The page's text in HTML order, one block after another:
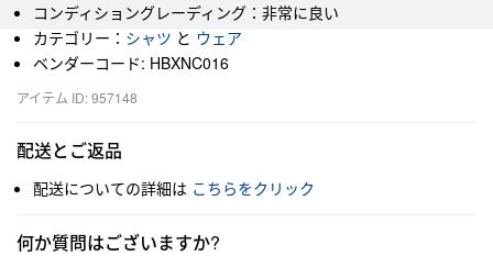
コンディショングレーディング：非常に良い
カテゴリー： シャツ と ウェア
ベンダーコード: HBXNC016
アイテム ID: 957148
配送とご返品
配送についての詳細は こちらをクリック
何か質問はございますか?